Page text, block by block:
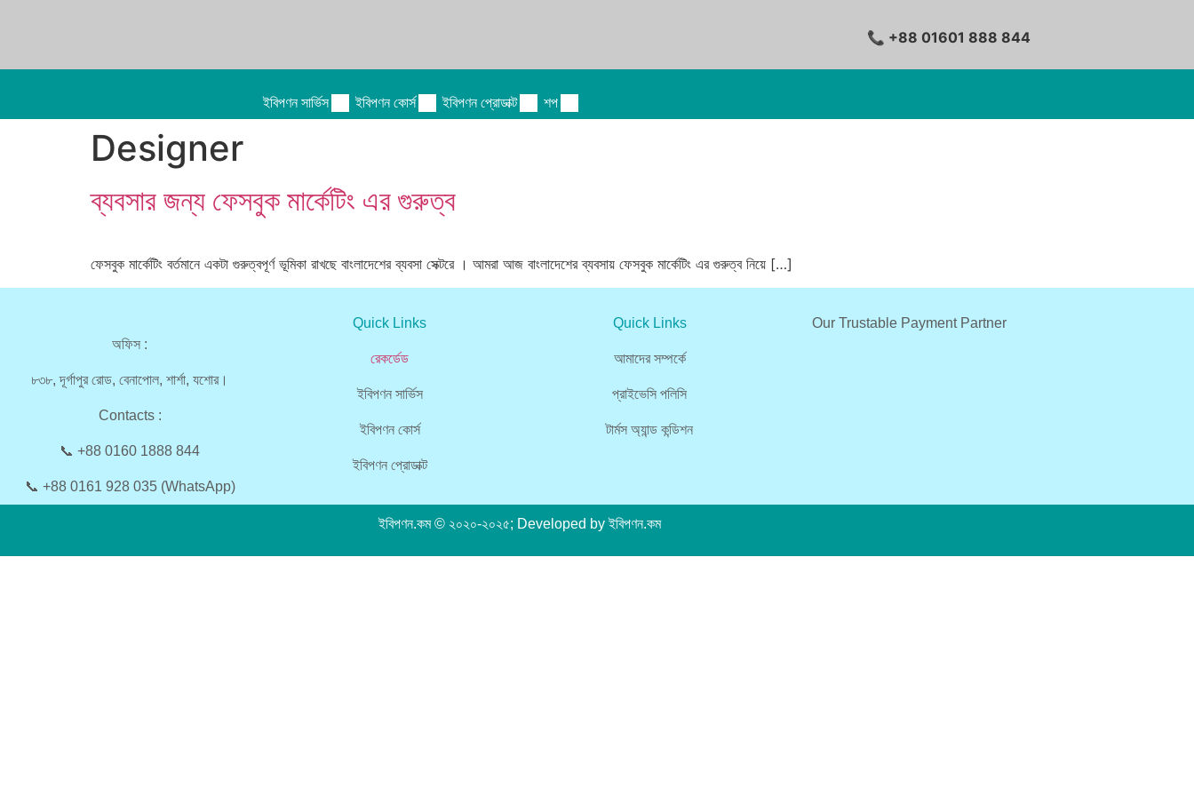
📞 +88 01601 888 844
ইবিপণন সার্ভিস ইবিপণন কোর্স ইবিপণন প্রোডাক্ট শপ
Designer
ব্যবসার জন্য ফেসবুক মার্কেটিং এর গুরুত্ব
ফেসবুক মার্কেটিং বর্তমানে একটা গুরুত্বপূর্ণ ভূমিকা রাখছে বাংলাদেশের ব্যবসা সেক্টরে । আমরা আজ বাংলাদেশের ব্যবসায় ফেসবুক মার্কেটিং এর গুরুত্ব নিয়ে […]
অফিস :
৮৩৮, দূর্গাপুর রোড, বেনাপোল, শার্শা, যশোর।
Contacts :
📞 +88 0160 1888 844
📞 +88 0161 928 035 (WhatsApp)
Quick Links
রেকর্ডেড
ইবিপণন সার্ভিস
ইবিপণন কোর্স
ইবিপণন প্রোডাক্ট
Quick Links
আমাদের সম্পর্কে
প্রাইভেসি পলিসি
টার্মস অ্যান্ড কন্ডিশন
Our Trustable Payment Partner
ইবিপণন.কম© ২০২০-২০২৫; Developed byইবিপণন.কম